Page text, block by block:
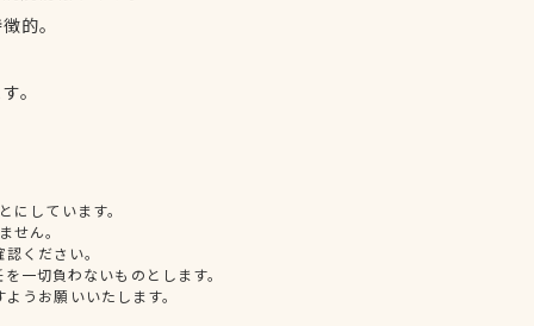
的。
。
しています。
せん。
ください。
一切負わないものとします。
うお願いいたします。